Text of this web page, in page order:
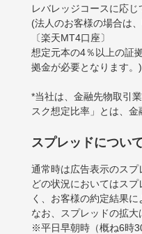
レバレッジコースに応
(法人のお客様の場合は
〔楽天MT4口座〕
想定元本の4％以上の証
拠金が必要となります。)
*当社は、金融先物取引
スク想定比率」とは、
スプレッドについ
通常時は広告表示のス
どの状況においてはス
く、お客様の約定結果
なお、スプレッドの拡大
※平日早朝時（概ね6時